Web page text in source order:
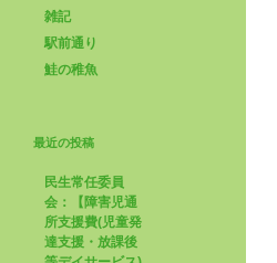
雑記
駅前通り
鮭の稚魚
最近の投稿
民生常任委員
会：【障害児通
所支援費(児童発
達支援・放課後